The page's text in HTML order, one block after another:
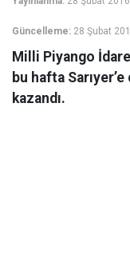
Güncelleme: 28 Şubat
Milli Piyango
bu hafta
kazandı.